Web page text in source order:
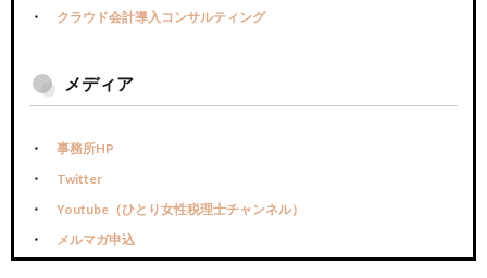
クラウド会計導入コンサルティング
メディア
事務所HP
Twitter
Youtube（ひとり女性税理士チャンネル）
メルマガ申込